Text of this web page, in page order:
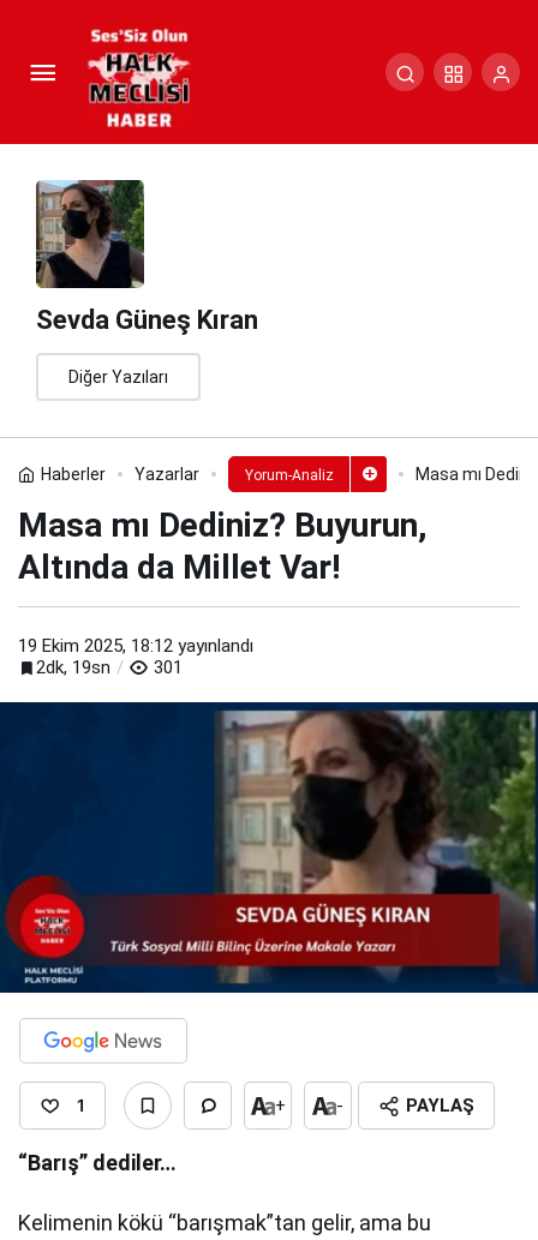
Sevda Güneş Kıran
Diğer Yazıları
Haberler Yazarlar Yorum-Analiz Masa mı
Masa mı Dediniz? Buyurun,
Altında da Millet Var!
19 Ekim 2025, 18:12 yayınlandı
2dk, 19sn
301
1 + - PAYLAŞ
“Barış” dediler…
Kelimenin kökü “barışmak”tan gelir, ama bu
Masa mı Dediniz? Buyurun,
Altında da Millet Var!
Yorum Yap